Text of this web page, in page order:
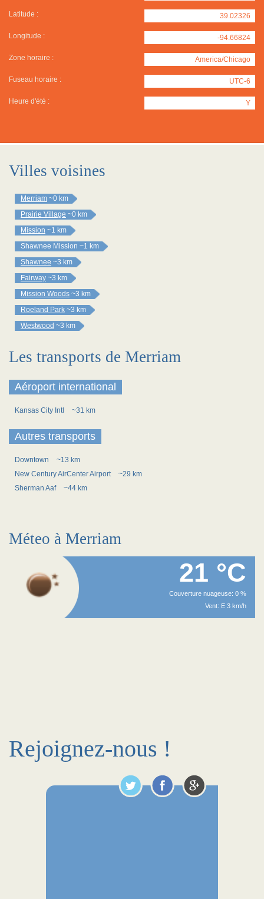
Latitude : 39.02326
Longitude : -94.66824
Zone horaire : America/Chicago
Fuseau horaire : UTC-6
Heure d'été : Y
Villes voisines
Merriam ~0 km
Prairie Village ~0 km
Mission ~1 km
Shawnee Mission ~1 km
Shawnee ~3 km
Fairway ~3 km
Mission Woods ~3 km
Roeland Park ~3 km
Westwood ~3 km
Les transports de Merriam
Aéroport international
Kansas City Intl ~31 km
Autres transports
Downtown
~13 km
New Century AirCenter Airport
~29 km
Sherman Aaf
~44 km
Méteo à Merriam
21 °C
Couverture nuageuse: 0 %
Vent: E 3 km/h
Rejoignez-nous !